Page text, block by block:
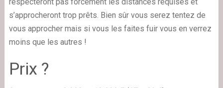
s’approcheront trop prêts. Bien sûr vous serez tentez de
vous approcher mais si vous les faites fuir vous en verrez
moins que les autres !
Prix ?